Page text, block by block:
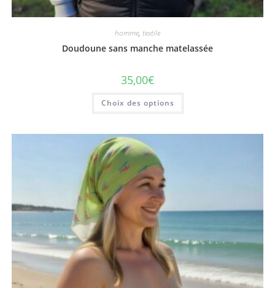
homme, textile
Doudoune sans manche matelassée
35,00€
Choix des options
Ce
a
du
produit